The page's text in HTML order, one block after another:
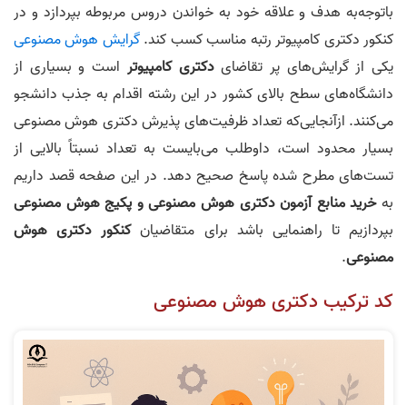
باتوجه‌به هدف و علاقه خود به خواندن دروس مربوطه بپردازد و در
کنکور دکتری کامپیوتر رتبه مناسب کسب کند.گرایش هوش مصنوعی
یکی از گرایش‌های پر تقاضایدکتری کامپیوتر است و بسیاری از
دانشگاه‌های سطح بالای کشور در این رشته اقدام به جذب دانشجو
می‌کنند. ازآنجایی‌که تعداد ظرفیت‌های پذیرش دکتری هوش مصنوعی
بسیار محدود است، داوطلب می‌بایست به تعداد نسبتاً بالایی از
تست‌های مطرح شده پاسخ صحیح دهد. در این صفحه قصد داریم
بهخرید منابع آزمون دکتری هوش مصنوعی و پکیج هوش مصنوعی
بپردازیم تا راهنمایی باشد برای متقاضیانکنکور دکتری هوش
مصنوعی.
کد ترکیب دکتری هوش مصنوعی